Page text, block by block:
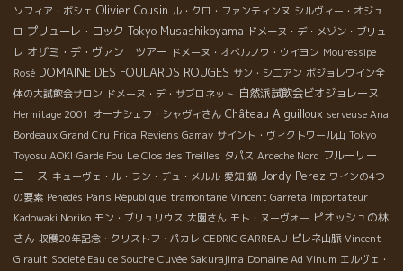
ソフィア・ボシェ Olivier Cousin ル・クロ・ファンティンヌ シルヴィー・オジュ
ロ プリューレ・ロック Tokyo Musashikoyama ドメーヌ・デ・メゾン・ブリュ
レ オザミ・デ・ヴァン ツアー ドメーヌ・オベルノワ・ウイヨン Mouressipe
Rosé DOMAINE DES FOULARDS ROUGES サン・シニアン ボジョレワイン全
体の大試飲会サロン ドメーヌ・デ・サブロネット 自然派試飲会ビオジョレーヌ
Hermitage 2001 オーナシェフ・シャヴィさん Château Aiguilloux serveuse Ana
Bordeaux Grand Cru Frida Reviens Gamay サイント・ヴィクトワール山 Tokyo
Toyosu AOKI Garde Fou Le Clos des Treilles タパス Ardeche Nord フルーリー
ニース キューヴェ・ル・ラン・デュ・メルル 愛知 鍋 Jordy Perez ワインの4つ
の要素 Penedès Paris République tramontane Vincent Garreta Importateur
Kadowaki Noriko モン・ブリュリウス 大園さん モト・ヌーヴォー ピオッシュの林
さん 収穫20年記念・クリストフ・パカレ CEDRIC GARREAU ピレネ山脈 Vincent
Girault Societé Eau de Souche Cuvée Sakurajima Domaine Ad Vinum エルヴェ・